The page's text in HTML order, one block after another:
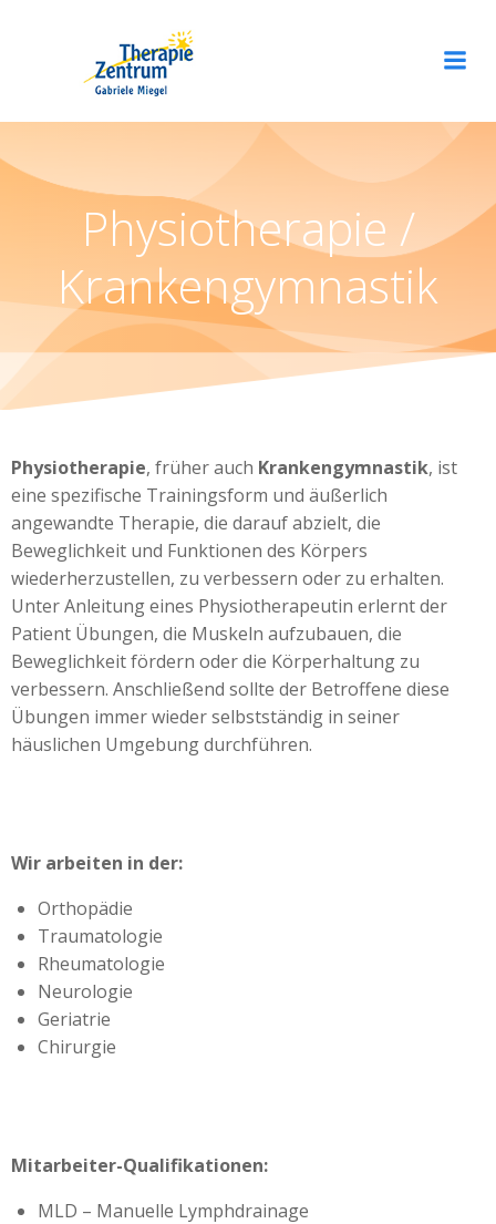
Physiotherapie /
Krankengymnastik
Physiotherapie, früher auch Krankengymnastik, ist
eine spezifische Trainingsform und äußerlich
angewandte Therapie, die darauf abzielt, die
Beweglichkeit und Funktionen des Körpers
wiederherzustellen, zu verbessern oder zu erhalten.
Unter Anleitung eines Physiotherapeutin erlernt der
Patient Übungen, die Muskeln aufzubauen, die
Beweglichkeit fördern oder die Körperhaltung zu
verbessern. Anschließend sollte der Betroffene diese
Übungen immer wieder selbstständig in seiner
häuslichen Umgebung durchführen.
Wir arbeiten in der:
Orthopädie
Traumatologie
Rheumatologie
Neurologie
Geriatrie
Chirurgie
Mitarbeiter-Qualifikationen:
MLD – Manuelle Lymphdrainage